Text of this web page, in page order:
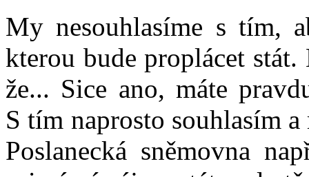
My nesouhlasíme s tím,
kterou bude proplácet
že... Sice ano, máte
S tím naprosto souhlasím
Poslanecká sněmovna